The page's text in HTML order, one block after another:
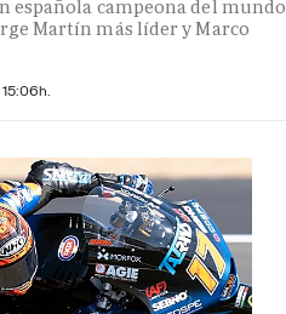
española campeona del
Martín más líder y Marco